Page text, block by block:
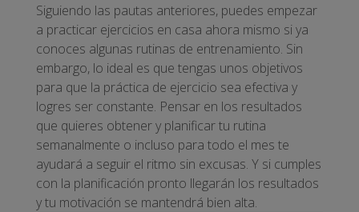
Siguiendo las pautas anteriores, puedes empezar
a practicar ejercicios en casa ahora mismo si ya
conoces algunas rutinas de entrenamiento. Sin
embargo, lo ideal es que tengas unos objetivos
para que la práctica de ejercicio sea efectiva y
logres ser constante. Pensar en los resultados
que quieres obtener y planificar tu rutina
semanalmente o incluso para todo el mes te
ayudará a seguir el ritmo sin excusas. Y si cumples
con la planificación pronto llegarán los resultados
y tu motivación se mantendrá bien alta.